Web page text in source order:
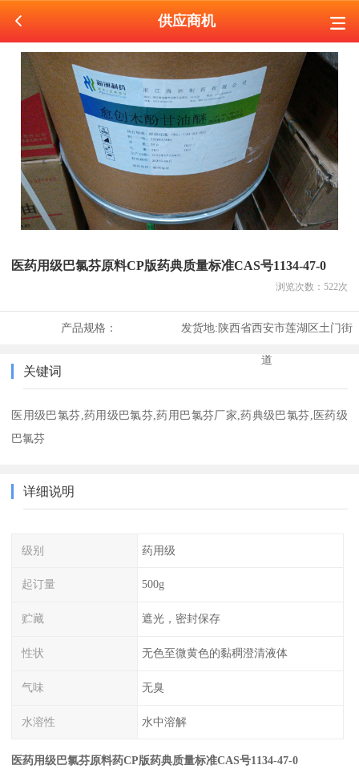
供应商机
医药用级巴氯芬原料CP版药典质量标准CAS号1134-47-0
浏览次数： 522次
产品规格： 发货地:陕西省西安市莲湖区土门街
道
关键词
医用级巴氯芬,药用级巴氯芬,药用巴氯芬厂家,药典级巴氯芬,医药级
巴氯芬
详细说明
级别 药用级
起订量 500g
贮藏 遮光，密封保存
性状 无色至微黄色的黏稠澄清液体
气味 无臭
水溶性 水中溶解
医药用级巴氯芬原料药CP版药典质量标准CAS号1134-47-0